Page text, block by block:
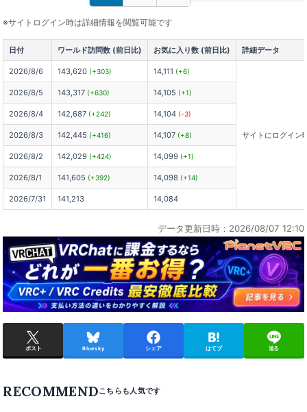
※サイトログイン時は詳細情報を閲覧可能です
日付 ワールド訪問数 (前日比) お気に入り数 (前日比) 詳細データ
2026/8/6 143,620 (+303) 14,111 (+6)
サイトにログイン
2026/8/5 143,317 (+630) 14,105 (+1)
2026/8/4 142,687 (+242) 14,104 (-3)
2026/8/3 142,445 (+416) 14,107 (+8)
2026/8/2 142,029 (+424) 14,099 (+1)
2026/8/1 141,605 (+392) 14,098 (+14)
2026/7/31 141,213 14,084
データ更新日時：2026/08/07 12:10
ポスト Bluesky シェア はてブ 送る
RECOMMEND